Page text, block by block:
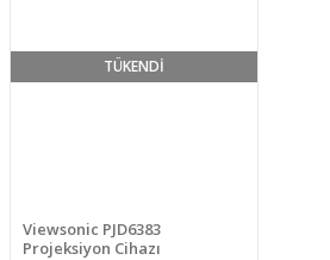
TÜKENDİ
Viewsonic PJD6383
Projeksiyon Cihazı